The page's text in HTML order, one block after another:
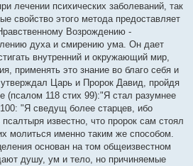
лечении психических заболеваний, так
свойство этого метода предоставляет
Возрождению -
духа и смирению ума. Он дает
внутренний и окружающий мир,
применять это знание во благо себя и
Царь и Пророк Давид, пройдя
(псалом 118 стих 99):"Я стал разумнее
"Я сведущ более старцев, ибо
известно, что пророк сам стоял
молиться именно таким же способом.
основан на том общеизвестном
душу, ум и тело, но причиняемые